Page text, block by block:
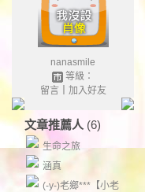
nanasmile
等級：
留言｜ 加入好友
文章推薦人 (6)
生命之旅
涵真
(-y-)老鄉***【小老